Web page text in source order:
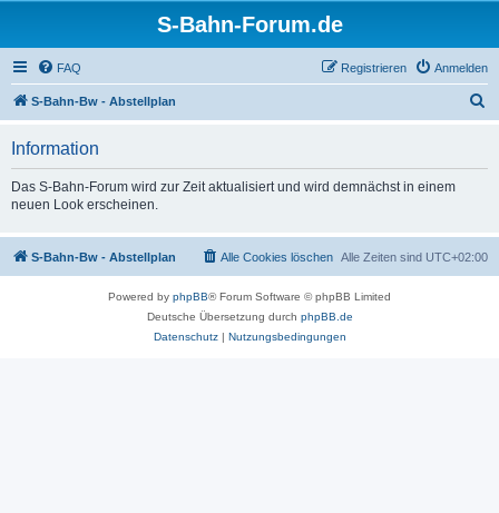
S-Bahn-Forum.de
FAQ Anmelden
Registrieren
S-Bahn-Bw - Abstellplan
Information
Das S-Bahn-Forum wird zur Zeit aktualisiert und wird demnächst in einem
neuen Look erscheinen.
S-Bahn-Bw - Abstellplan Alle Zeiten sind UTC+02:00
Alle Cookies löschen
Powered by phpBB® Forum Software © phpBB Limited
Deutsche Übersetzung durch phpBB.de
Datenschutz| Nutzungsbedingungen